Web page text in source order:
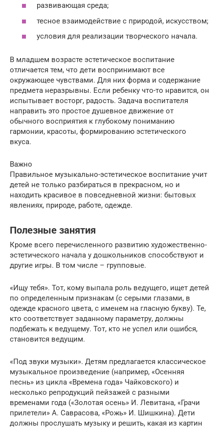
развивающая среда;
тесное взаимодействие с природой, искусством;
условия для реализации творческого начала.
В младшем возрасте эстетическое воспитание
отличается тем, что дети воспринимают все
окружающее чувствами. Для них форма и содержание
предмета неразрывны. Если ребенку что-то нравится, он
испытывает восторг, радость. Задача воспитателя
направить это простое душевное движение от
обычного восприятия к глубокому пониманию
гармонии, красоты, формированию эстетического
вкуса.
Важно
Правильное музыкально-эстетическое воспитание учит
детей не только разбираться в прекрасном, но и
находить красивое в повседневной жизни: бытовых
явлениях, природе, работе, одежде.
Полезные занятия
Кроме всего перечисленного развитию художественно-
эстетического начала у дошкольников способствуют и
другие игры. В том числе – групповые.
«Ищу тебя». Тот, кому выпала роль ведущего, ищет детей
по определенным признакам (с серыми глазами, в
одежде красного цвета, с именем на гласную букву). Те,
кто соответствует заданному параметру, должны
подбежать к ведущему. Тот, кто не успел или ошибся,
становится ведущим.
«Под звуки музыки». Детям предлагается классическое
музыкальное произведение (например, «Осенняя
песнь» из цикла «Времена года» Чайковского) и
несколько репродукций пейзажей с разными
временами года («Золотая осень» И. Левитана, «Грачи
прилетели» А. Саврасова, «Рожь» И. Шишкина). Дети
должны прослушать музыку и решить, какая из картин